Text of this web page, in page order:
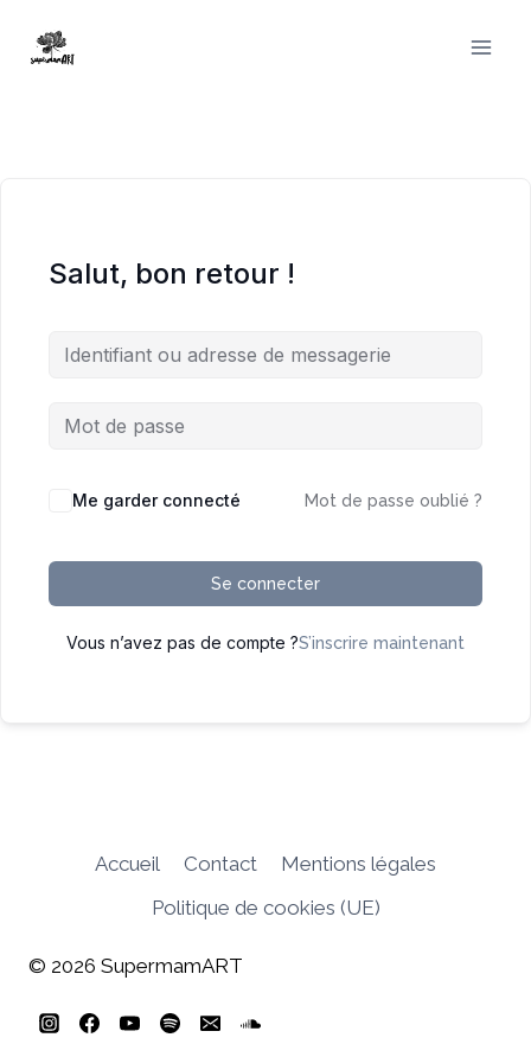
Salut, bon retour !
Me garder connecté Mot de passe oublié ?
Se connecter
Vous n’avez pas de compte ?S’inscrire maintenant
Accueil Contact
Mentions légales
Politique de cookies (UE)
© 2026 SupermamART